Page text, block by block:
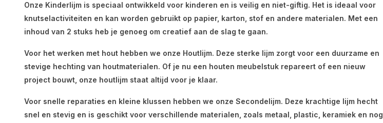
Onze Kinderlijm is speciaal ontwikkeld voor kinderen en is veilig en niet-giftig. Het is ideaal voor
knutselactiviteiten en kan worden gebruikt op papier, karton, stof en andere materialen. Met een
inhoud van 2 stuks heb je genoeg om creatief aan de slag te gaan.
Voor het werken met hout hebben we onze Houtlijm. Deze sterke lijm zorgt voor een duurzame en
stevige hechting van houtmaterialen. Of je nu een houten meubelstuk repareert of een nieuw
project bouwt, onze houtlijm staat altijd voor je klaar.
Voor snelle reparaties en kleine klussen hebben we onze Secondelijm. Deze krachtige lijm hecht
snel en stevig en is geschikt voor verschillende materialen, zoals metaal, plastic, keramiek en nog